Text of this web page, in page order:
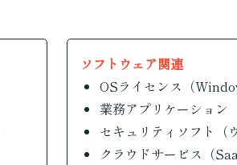
ソフトウェア関連
OSライセンス（
業務アプリケーショ
セキュリティソフト（
クラウドサービス（